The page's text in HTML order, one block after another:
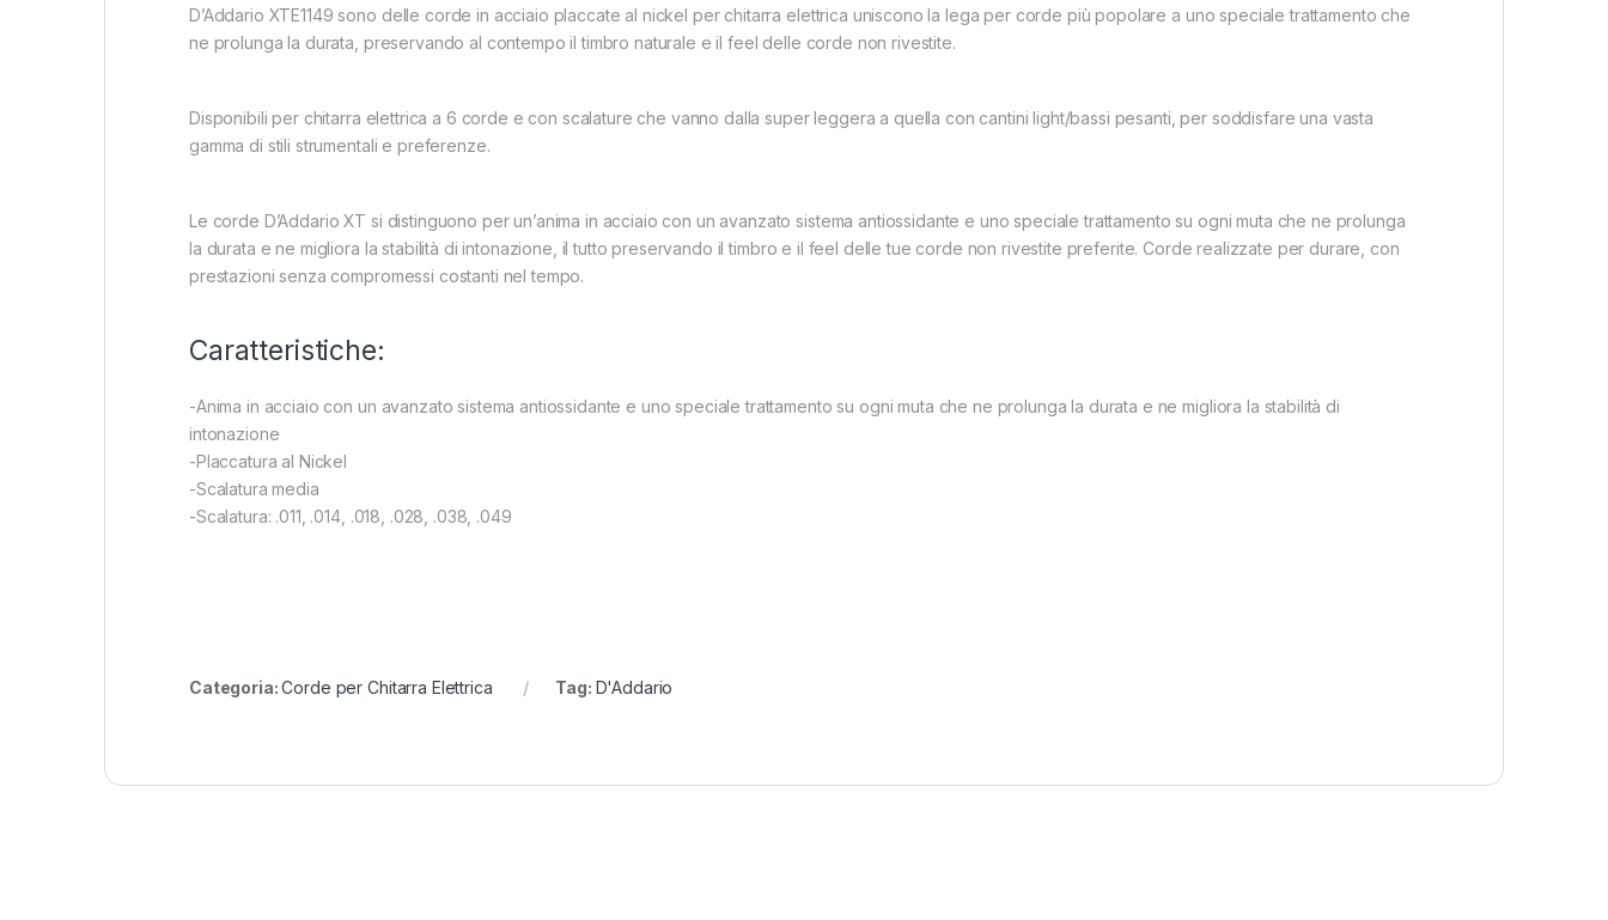
D’Addario XTE1149 sono delle corde in acciaio placcate al nickel per chitarra elettrica uniscono la lega per corde più popolare a uno speciale trattamento che
ne prolunga la durata, preservando al contempo il timbro naturale e il feel delle corde non rivestite.
Disponibili per chitarra elettrica a 6 corde e con scalature che vanno dalla super leggera a quella con cantini light/bassi pesanti, per soddisfare una vasta
gamma di stili strumentali e preferenze.
Le corde D’Addario XT si distinguono per un’anima in acciaio con un avanzato sistema antiossidante e uno speciale trattamento su ogni muta che ne prolunga
la durata e ne migliora la stabilità di intonazione, il tutto preservando il timbro e il feel delle tue corde non rivestite preferite. Corde realizzate per durare, con
prestazioni senza compromessi costanti nel tempo.
Caratteristiche:
-Anima in acciaio con un avanzato sistema antiossidante e uno speciale trattamento su ogni muta che ne prolunga la durata e ne migliora la stabilità di
intonazione
-Placcatura al Nickel
-Scalatura media
-Scalatura: .011, .014, .018, .028, .038, .049
Categoria:Corde per Chitarra Elettrica Tag: D'Addario